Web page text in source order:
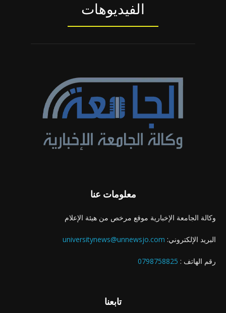
الفيديوهات
معلومات عنا
وكالة الجامعة الإخبارية موقع مرخص من هيئة الإعلام
البريد الإلكتروني: universitynews@unnewsjo.com
رقم الهاتف : 0798758825
تابعنا